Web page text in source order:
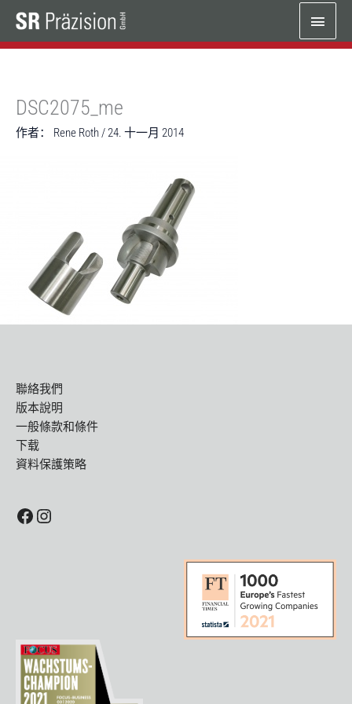
内
主
菜
DSC2075_me
作者： Rene Roth /24. 十一月 2014
聯絡我們
版本說明
一般條款和條件
下载
資料保護策略
Facebook
Instagram